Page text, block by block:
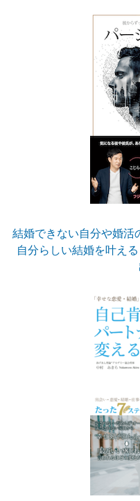
結婚できない自分や婚活
自分らしい結婚を叶え